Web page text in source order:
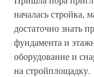
началась стройка,
достаточно знать
фундамента и
оборудование и
на стройплощадку.